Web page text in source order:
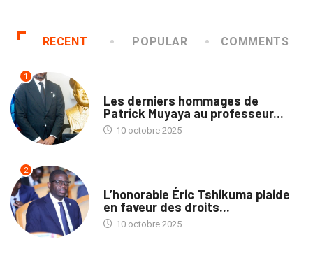
RECENT POPULAR COMMENTS
1
Les derniers hommages de
Patrick Muyaya au professeur...
10 octobre 2025
2
L’honorable Éric Tshikuma plaide
en faveur des droits...
10 octobre 2025